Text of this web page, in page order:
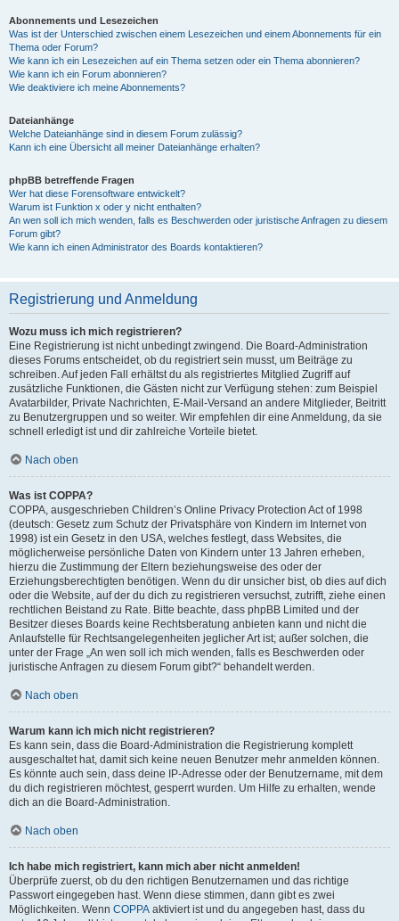
Abonnements und Lesezeichen
Was ist der Unterschied zwischen einem Lesezeichen und einem Abonnements für ein
Thema oder Forum?
Wie kann ich ein Lesezeichen auf ein Thema setzen oder ein Thema abonnieren?
Wie kann ich ein Forum abonnieren?
Wie deaktiviere ich meine Abonnements?
Dateianhänge
Welche Dateianhänge sind in diesem Forum zulässig?
Kann ich eine Übersicht all meiner Dateianhänge erhalten?
phpBB betreffende Fragen
Wer hat diese Forensoftware entwickelt?
Warum ist Funktion x oder y nicht enthalten?
An wen soll ich mich wenden, falls es Beschwerden oder juristische Anfragen zu diesem
Forum gibt?
Wie kann ich einen Administrator des Boards kontaktieren?
Registrierung und Anmeldung
Wozu muss ich mich registrieren?
Eine Registrierung ist nicht unbedingt zwingend. Die Board-Administration
dieses Forums entscheidet, ob du registriert sein musst, um Beiträge zu
schreiben. Auf jeden Fall erhältst du als registriertes Mitglied Zugriff auf
zusätzliche Funktionen, die Gästen nicht zur Verfügung stehen: zum Beispiel
Avatarbilder, Private Nachrichten, E-Mail-Versand an andere Mitglieder, Beitritt
zu Benutzergruppen und so weiter. Wir empfehlen dir eine Anmeldung, da sie
schnell erledigt ist und dir zahlreiche Vorteile bietet.
Nach oben
Was ist COPPA?
COPPA, ausgeschrieben Children’s Online Privacy Protection Act of 1998
(deutsch: Gesetz zum Schutz der Privatsphäre von Kindern im Internet von
1998) ist ein Gesetz in den USA, welches festlegt, dass Websites, die
möglicherweise persönliche Daten von Kindern unter 13 Jahren erheben,
hierzu die Zustimmung der Eltern beziehungsweise des oder der
Erziehungsberechtigten benötigen. Wenn du dir unsicher bist, ob dies auf dich
oder die Website, auf der du dich zu registrieren versuchst, zutrifft, ziehe einen
rechtlichen Beistand zu Rate. Bitte beachte, dass phpBB Limited und der
Besitzer dieses Boards keine Rechtsberatung anbieten kann und nicht die
Anlaufstelle für Rechtsangelegenheiten jeglicher Art ist; außer solchen, die
unter der Frage „An wen soll ich mich wenden, falls es Beschwerden oder
juristische Anfragen zu diesem Forum gibt?“ behandelt werden.
Nach oben
Warum kann ich mich nicht registrieren?
Es kann sein, dass die Board-Administration die Registrierung komplett
ausgeschaltet hat, damit sich keine neuen Benutzer mehr anmelden können.
Es könnte auch sein, dass deine IP-Adresse oder der Benutzername, mit dem
du dich registrieren möchtest, gesperrt wurden. Um Hilfe zu erhalten, wende
dich an die Board-Administration.
Nach oben
Ich habe mich registriert, kann mich aber nicht anmelden!
Überprüfe zuerst, ob du den richtigen Benutzernamen und das richtige
Passwort eingegeben hast. Wenn diese stimmen, dann gibt es zwei
Möglichkeiten. Wenn COPPA aktiviert ist und du angegeben hast, dass du